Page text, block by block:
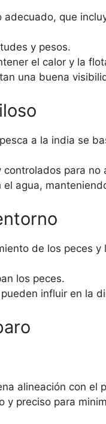
adecuado, que
y pesos.
el calor y la
una buena
a la india se
para no
agua,
de los peces
los peces.
influir en la
alineación con el
y preciso para